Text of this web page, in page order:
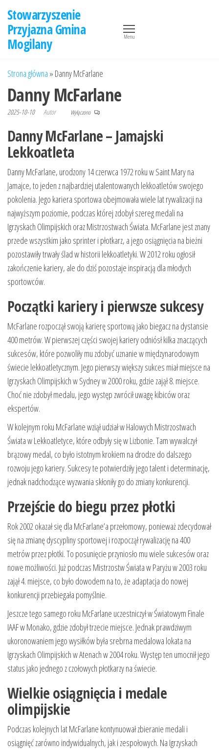
treści
Stowarzyszenie
Przyjazna Gmina
Mogilany
Menu
Strona główna » Danny McFarlane
Danny McFarlane
2025-10-10 Autor Wyłączono
Danny McFarlane – Jamajski
Lekkoatleta
Danny McFarlane, urodzony 14 czerwca 1972 roku w Saint Mary na
Jamajce, to jeden z najbardziej utalentowanych lekkoatletów swojego
pokolenia. Jego kariera sportowa obejmowała wiele lat rywalizacji na
najwyższym poziomie, podczas której zdobył szereg medali na
Igrzyskach Olimpijskich oraz Mistrzostwach Świata. McFarlane jest znany
przede wszystkim jako sprinter i płotkarz, a jego osiągnięcia na bieżni
pozostawiły trwały ślad w historii lekkoatletyki. W 2012 roku ogłosił
zakończenie kariery, ale do dziś pozostaje inspiracją dla młodych
sportowców.
Początki kariery i pierwsze sukcesy
McFarlane rozpoczął swoją karierę sportową jako biegacz na dystansie
400 metrów. W pierwszej części swojej kariery odniósł kilka znaczących
sukcesów, które pozwoliły mu zdobyć uznanie w międzynarodowym
świecie lekkoatletycznym. Jego pierwszy większy sukces miał miejsce na
Igrzyskach Olimpijskich w Sydney w 2000 roku, gdzie zajął 8. miejsce.
Choć nie zdobył medalu, jego występ zwrócił uwagę kibiców oraz
ekspertów.
W kolejnym roku McFarlane wziął udział w Halowych Mistrzostwach
Świata w Lekkoatletyce, które odbyły się w Lizbonie. Tam wywalczył
brązowy medal, co było istotnym krokiem na drodze do dalszego
rozwoju jego kariery. Sukcesy te potwierdziły jego talent i determinację,
jednak nadchodzące wyzwania skłoniły go do zmiany konkurencji.
Przejście do biegu przez płotki
Rok 2002 okazał się dla McFarlane’a przełomowy, ponieważ zdecydował
się na zmianę dyscypliny sportowej i rozpoczął rywalizację na 400
metrów przez płotki. To posunięcie przyniosło mu wiele sukcesów oraz
nowe możliwości. Już podczas Mistrzostw Świata w Paryżu w 2003 roku
zajął 4. miejsce, co było dowodem na to, że adaptacja do nowej
konkurencji przebiegała pomyślnie.
Jeszcze tego samego roku McFarlane uczestniczył w Światowym Finale
IAAF w Monako, gdzie zdobył trzecie miejsce. Jednak prawdziwym
ukoronowaniem jego wysiłków była srebrna medalowa lokata na
Igrzyskach Olimpijskich w Atenach w 2004 roku. Występ ten umocnił jego
status jako jednego z czołowych płotkarzy na świecie.
Wielkie osiągnięcia i medale
olimpijskie
Podczas kolejnych lat McFarlane kontynuował zbieranie medali i
osiągnięć zarówno indywidualnych, jak i zespołowych. Na Igrzyskach